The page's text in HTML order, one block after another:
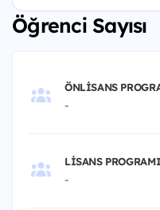
Öğrenci Sayısı
ÖNLISANS
-
LISANS PROGRAMI
-